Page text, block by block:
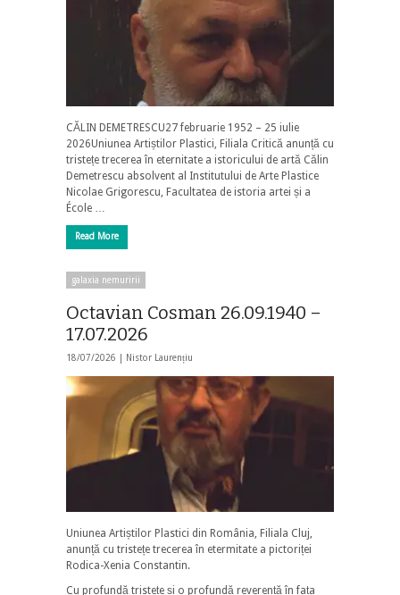
CĂLIN DEMETRESCU27 februarie 1952 – 25 iulie
2026Uniunea Artiștilor Plastici, Filiala Critică anunță cu
tristețe trecerea în eternitate a istoricului de artă Călin
Demetrescu absolvent al Institutului de Arte Plastice
Nicolae Grigorescu, Facultatea de istoria artei și a
École …
Read More
galaxia nemuririi
Octavian Cosman 26.09.1940 –
17.07.2026
18/07/2026 | Nistor Laurențiu
Uniunea Artiștilor Plastici din România, Filiala Cluj,
anunță cu tristețe trecerea în etermitate a pictoriței
Rodica-Xenia Constantin.
Cu profundă tristețe și o profundă reverență în fața